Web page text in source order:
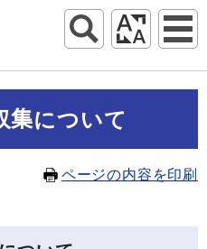
集について
ページの内容を印刷